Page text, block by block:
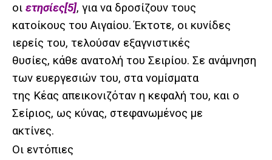
οι ετησίες[5], για να δροσίζουν τους
κατοίκους του Αιγαίου. Έκτοτε, οι κυνίδες
ιερείς του, τελούσαν εξαγνιστικές
θυσίες, κάθε ανατολή του Σειρίου. Σε ανάμνηση
των ευεργεσιών του, στα νομίσματα
της Κέας απεικονιζόταν η κεφαλή του, και ο
Σείριος, ως κύνας, στεφανωμένος με
ακτίνες.
Οι εντόπιες